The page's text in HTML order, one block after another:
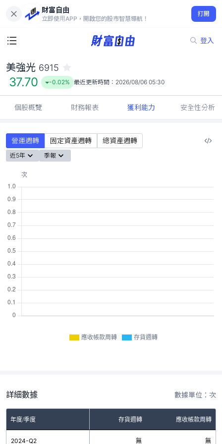
財富自由
立即使用APP，開啟您的股市智慧導航！
打開
登入
37.70
-0.02%
美強光 6915
37.70 -0.02% 最近更新時間： 2026/08/06 05:30
個股概覽 財務報表 獲利能力 安全性分析
營運週轉 固定資產週轉 總資產週轉
近5年 季報
應收帳款周轉 存貨週轉
詳細數據 數據單位：次
年度/季度 存貨週轉 應收帳款周轉
2024-Q2 無 無